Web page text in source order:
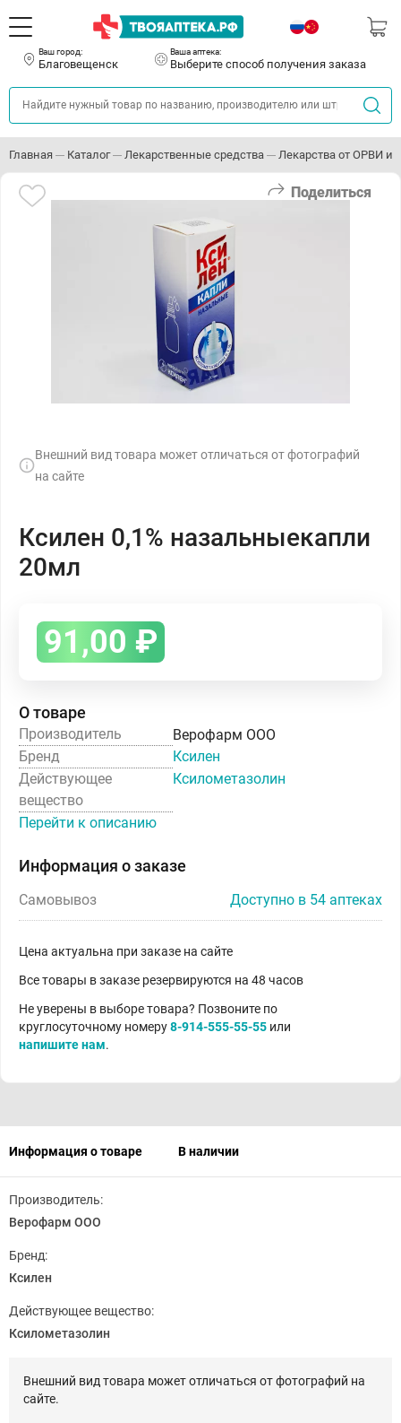
Ваш город:
Благовещенск
Ваша аптека:
Выберите способ получения заказа
Главная Каталог Лекарственные средства Лекарства от ОРВИ и
Поделиться
Внешний вид товара может отличаться от фотографий
на сайте
Ксилен 0,1% назальныекапли
20мл
91,00 ₽
О товаре
Производитель
Верофарм ООО
Бренд
Ксилен
Действующее
вещество
Ксилометазолин
Перейти к описанию
Информация о заказе
Самовывоз Доступно в 54 аптеках
Цена актуальна при заказе на сайте
Все товары в заказе резервируются на 48 часов
Не уверены в выборе товара? Позвоните по
круглосуточному номеру8-914-555-55-55 или
напишите нам.
Информация о товаре В наличии
Производитель:
Верофарм ООО
Бренд:
Ксилен
Действующее вещество:
Ксилометазолин
Внешний вид товара может отличаться от фотографий на
сайте.